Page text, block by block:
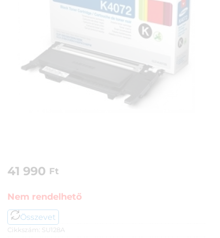
41 990 Ft
Nem rendelhető
Összevet
Cikkszám: SU128A